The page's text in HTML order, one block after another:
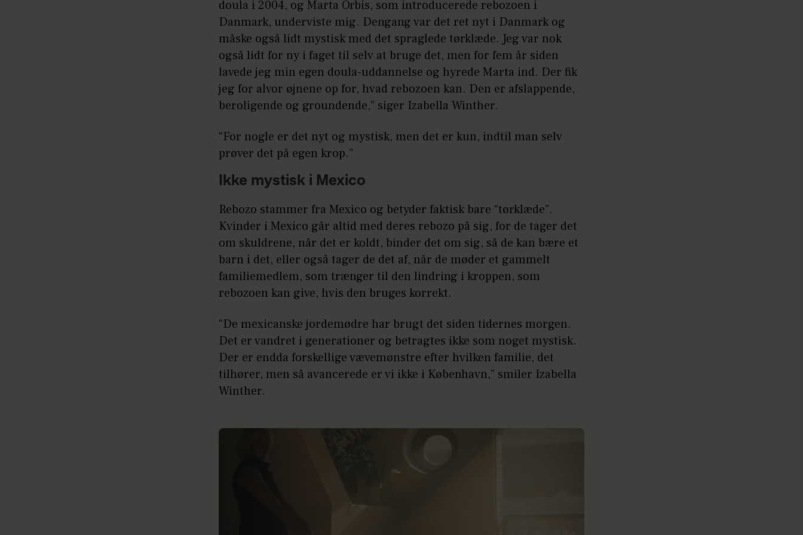
doula i 2004, og Marta Orbis, som introducerede rebozoen i
Danmark, underviste mig. Dengang var det ret nyt i Danmark og
måske også lidt mystisk med det spraglede tørklæde. Jeg var nok
også lidt for ny i faget til selv at bruge det, men for fem år siden
lavede jeg min egen doula-uddannelse og hyrede Marta ind. Der fik
jeg for alvor øjnene op for, hvad rebozoen kan. Den er afslappende,
beroligende og groundende,” siger Izabella Winther.
“For nogle er det nyt og mystisk, men det er kun, indtil man selv
prøver det på egen krop.”
Ikke mystisk i Mexico
Rebozo stammer fra Mexico og betyder faktisk bare “tørklæde”.
Kvinder i Mexico går altid med deres rebozo på sig, for de tager det
om skuldrene, når det er koldt, binder det om sig, så de kan bære et
barn i det, eller også tager de det af, når de møder et gammelt
familiemedlem, som trænger til den lindring i kroppen, som
rebozoen kan give, hvis den bruges korrekt.
“De mexicanske jordemødre har brugt det siden tidernes morgen.
Det er vandret i generationer og betragtes ikke som noget mystisk.
Der er endda forskellige vævemønstre efter hvilken familie, det
tilhører, men så avancerede er vi ikke i København,” smiler Izabella
Winther.